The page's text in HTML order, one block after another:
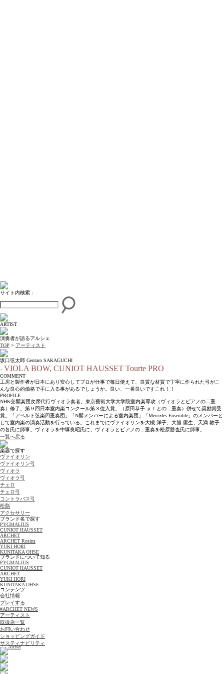
サイト内検索：
ARTIST
演奏者が語るアルシェ
TOP > アーティスト
坂口弦太郎 Gentaro SAKAGUCHI
– VIOLA BOW, CUNIOT HAUSSET Tourte PRO
COMMENT
工房と製作者が日本にあり安心してプロが仕事で毎日使えて、良質な材質で丁寧に作られた弓がこ
んな良心的価格で手に入る事があるでしょうか。良い、一番良いですこれ！！
PROFILE
NHK交響楽団次席代行ヴィオラ奏者。東京藝術大学大学院室内楽専攻（ヴィオラとピアノの二重
奏）修了。第９回日本室内楽コンクール第３位入賞。（原田恭子:ｐｆとの二重奏）併せて奨励賞受
賞。「アペルト弦楽四重奏団」「N響メンバーによる室内楽団」「Mercedes Ensemble」のメンバーと
して室内楽の演奏活動を行っている。これまでにヴァイオリンを大槻 洋子、大熊 庸生、天満 敦子
の各氏に師事。ヴィオラを中塚良昭氏に、ヴィオラとピアノの二重奏を松原勝也氏に師事。
一覧へ戻る
楽器で探す
ヴァイオリン
ヴァイオリン弓
ヴィオラ
ヴィオラ弓
チェロ
チェロ弓
コントラバス弓
松脂
アクセサリー
ブランド名で探す
PYGMALIUS
CUNIOT HAUSSET
ARCHET
ARCHET Rosins
YUKI HORI
KUNITAKA OHSE
ブランドについて知る
PYGMALIUS
CUNIOT HAUSSET
ARCHET
YUKI HORI
KUNITAKA OHSE
コンテンツ
会社情報
プレイする
#ARCHET NEWS
アーティスト
取扱店一覧
お問い合わせ
ショッピングガイド
サスティナビリティ